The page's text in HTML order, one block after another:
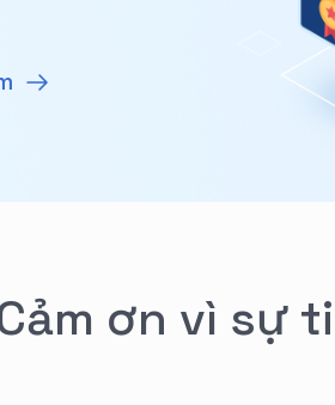
ơn vì sự